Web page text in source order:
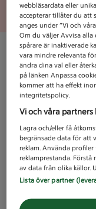
webbläsardata eller
accepterar tillåter du att
anges under ”Vi och
Om du väljer Avvisa alla
spårare är inaktiverade
vara mindre relevanta
ändra dina val eller
på länken Anpassa
kommer att ha effekt
integritetspolicy.
Vi och våra
Lagra och/eller få
begränsade data för att
reklam. Använda
reklamprestanda.
av data från olika källor.
Lista över partner